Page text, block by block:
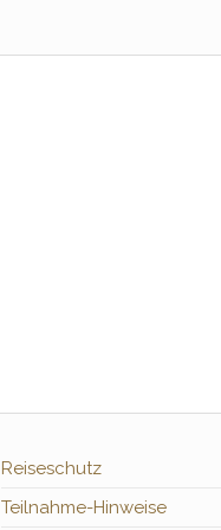
Reiseschutz
Teilnahme-Hinweise